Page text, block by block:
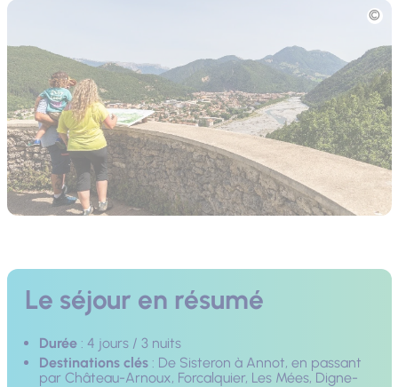
Photo
Le séjour en résumé
Durée : 4 jours / 3 nuits
Destinations clés: De Sisteron à Annot, en passant
par Château-Arnoux, Forcalquier, Les Mées, Digne-